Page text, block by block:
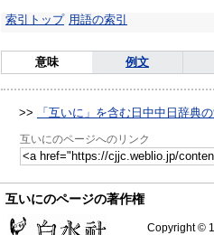
索引トップ 用語の索引
意味 例文
>> 「互いに」を含む日中中日辞典の
互いにのページへのリンク
互いにのページの著作権
Copyright ©